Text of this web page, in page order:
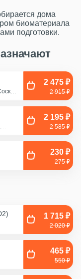
дома
биоматериала
подготовки.
2 475 ₽
2 915 ₽
2 195 ₽
2 585 ₽
230 ₽
275 ₽
1 715 ₽
2 020 ₽
465 ₽
550 ₽